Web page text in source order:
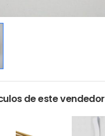
de este vendedor